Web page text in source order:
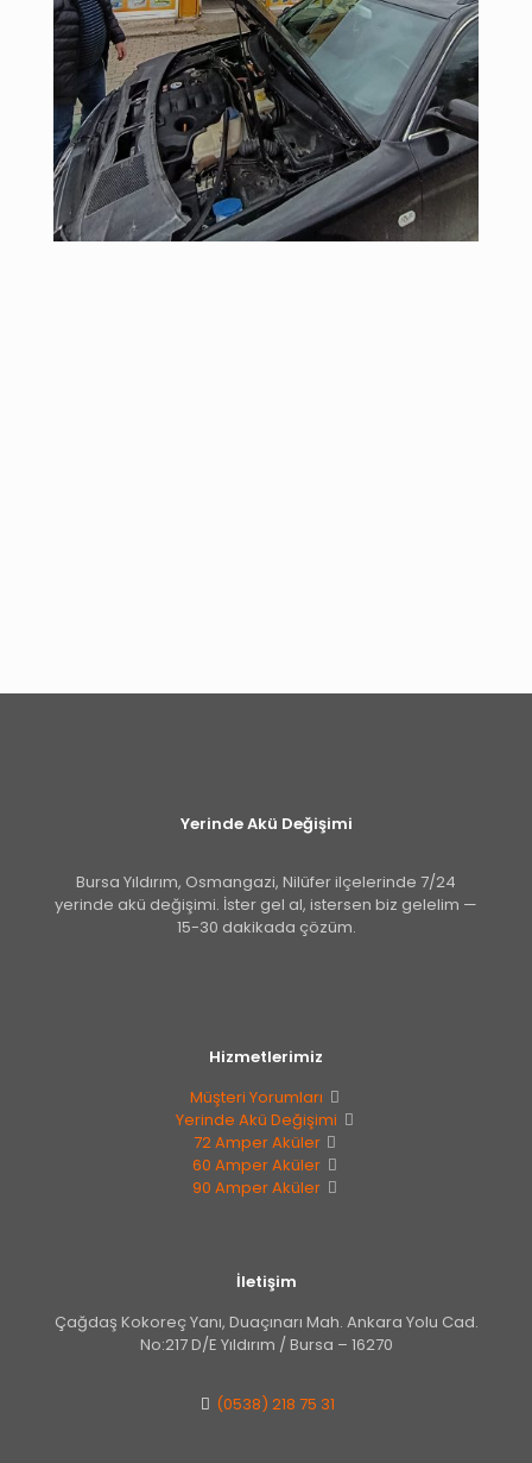
Yerinde Akü Değişimi
Bursa Yıldırım, Osmangazi, Nilüfer ilçelerinde 7/24
yerinde akü değişimi. İster gel al, istersen biz gelelim —
15-30 dakikada çözüm.
Hizmetlerimiz
Müşteri Yorumları
Yerinde Akü Değişimi
72 Amper Aküler
60 Amper Aküler
90 Amper Aküler
İletişim
Çağdaş Kokoreç Yanı, Duaçınarı Mah. Ankara Yolu Cad.
No:217 D/E Yıldırım / Bursa – 16270
(0538) 218 75 31